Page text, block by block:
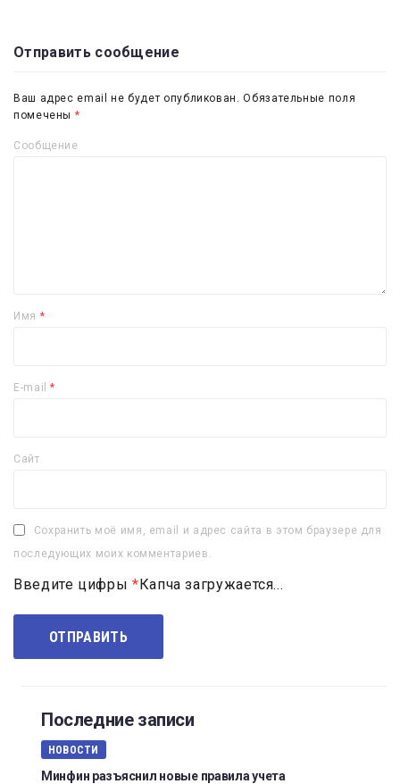
Отправить сообщение
Ваш адрес email не будет опубликован.
Обязательные поля
помечены *
Сообщение
Имя *
E-mail*
Сайт
Сохранить моё имя, email и адрес сайта в этом браузере для
последующих моих комментариев.
Введите цифры *Капча загружается...
Последние записи
НОВОСТИ
Минфин разъяснил новые правила учета